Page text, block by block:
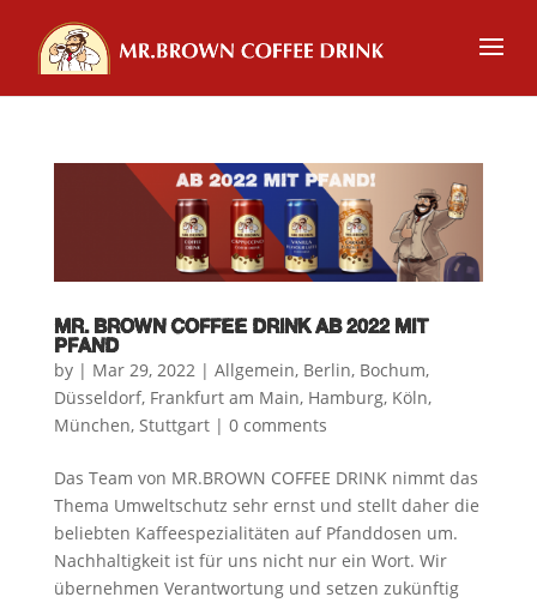
MR. BROWN COFFEE DRINK AB 2022 MIT
PFAND
by | Mar 29, 2022| Allgemein, Berlin, Bochum,
Düsseldorf, Frankfurt am Main, Hamburg, Köln,
München, Stuttgart| 0 comments
Das Team von MR.BROWN COFFEE DRINK nimmt das
Thema Umweltschutz sehr ernst und stellt daher die
beliebten Kaffeespezialitäten auf Pfanddosen um.
Nachhaltigkeit ist für uns nicht nur ein Wort. Wir
übernehmen Verantwortung und setzen zukünftig